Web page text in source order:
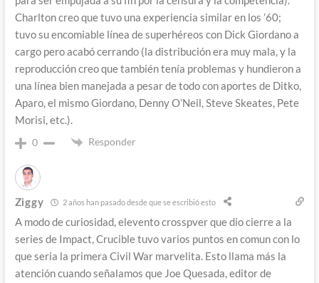
Charlton creo que tuvo una experiencia similar en los ’60;
tuvo su encomiable línea de superhéreos con Dick Giordano a
cargo pero acabó cerrando (la distribución era muy mala, y la
reproducción creo que también tenía problemas y hundieron a
una línea bien manejada a pesar de todo con aportes de Ditko,
Aparo, el mismo Giordano, Denny O’Neil, Steve Skeates, Pete
Morisi, etc.).
0 Responder
Ziggy 2 años han pasado desde que se escribió esto
A modo de curiosidad, elevento crosspver que dio cierre a la
series de Impact, Crucible tuvo varios puntos en comun con lo
que seria la primera Civil War marvelita. Esto llama más la
atención cuando señalamos que Joe Quesada, editor de